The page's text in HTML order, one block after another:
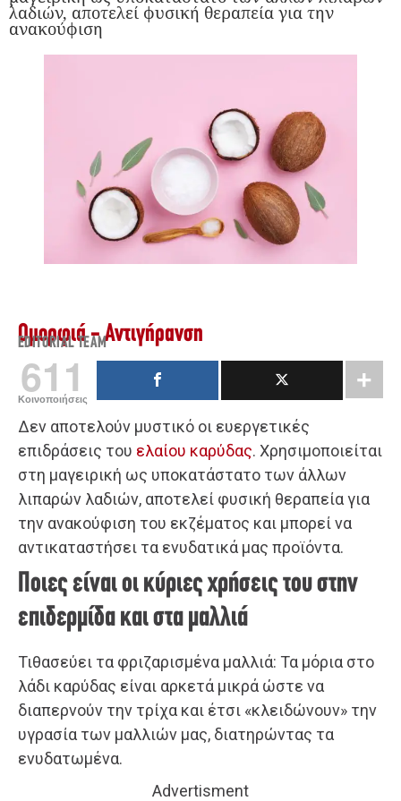
λαδιών, αποτελεί φυσική θεραπεία για την
ανακούφιση
Ομορφιά - Αντιγήρανση
EDITORIAL TEAM
611
Κοινοποιήσεις
Δεν αποτελούν μυστικό οι ευεργετικές
επιδράσεις του ελαίου καρύδας. Χρησιμοποιείται
στη μαγειρική ως υποκατάστατο των άλλων
λιπαρών λαδιών, αποτελεί φυσική θεραπεία για
την ανακούφιση του εκζέματος και μπορεί να
αντικαταστήσει τα ενυδατικά μας προϊόντα.
Ποιες είναι οι κύριες χρήσεις του στην
επιδερμίδα και στα μαλλιά
Τιθασεύει τα φριζαρισμένα μαλλιά: Τα μόρια στο
λάδι καρύδας είναι αρκετά μικρά ώστε να
διαπερνούν την τρίχα και έτσι «κλειδώνουν» την
υγρασία των μαλλιών μας, διατηρώντας τα
ενυδατωμένα.
Advertisment